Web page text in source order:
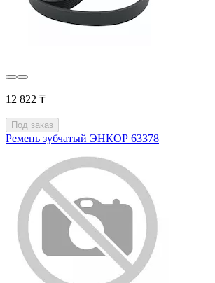
12 822 ₸
Под заказ
Ремень зубчатый ЭНКОР 63378